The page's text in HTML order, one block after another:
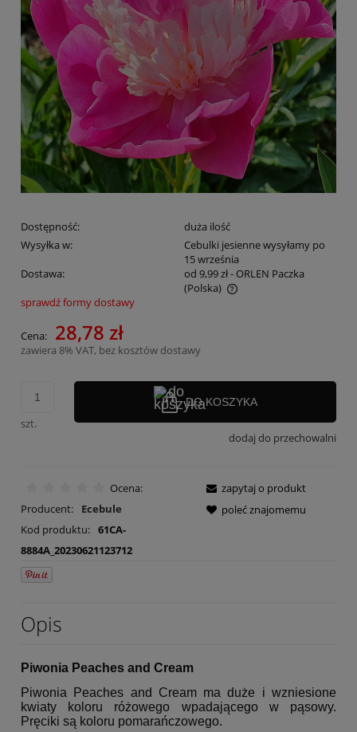
Dostępność:
duża ilość
Wysyłka w:
Cebulki jesienne wysyłamy po
15 września
Dostawa:
od 9,99 zł- ORLEN Paczka
(Polska)
Cena nie zawiera ewentualnych kosztów płatności
sprawdź formy dostawy
Cena: 28,78 zł
zawiera 8% VAT, bez kosztów dostawy
szt.
DO KOSZYKA
dodaj do przechowalni
Ocena:
Producent:
Ecebule
Kod produktu: 61CA-
8884A_20230621123712
zapytaj o produkt
poleć znajomemu
Opis
Piwonia Peaches and Cream
Piwonia Peaches and Cream ma duże i wzniesione
kwiaty koloru różowego wpadającego w pąsowy.
Pręciki są koloru pomarańczowego.